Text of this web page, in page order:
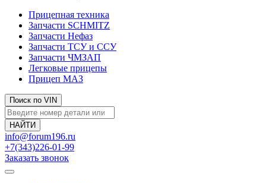
Прицепная техника
Запчасти SCHMITZ
Запчасти Нефаз
Запчасти ТСУ и ССУ
Запчасти ЧМЗАП
Легковые прицепы
Прицеп МАЗ
Поиск по VIN
info@forum196.ru
+7(343)226-01-99
Заказать звонок